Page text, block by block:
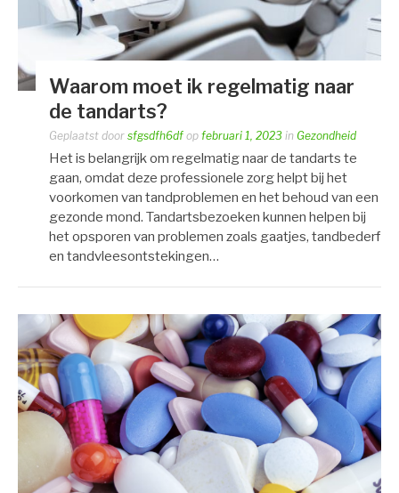
Waarom moet ik regelmatig naar
de tandarts?
Geplaatst door sfgsdfh6df op februari 1, 2023 in Gezondheid
Het is belangrijk om regelmatig naar de tandarts te
gaan, omdat deze professionele zorg helpt bij het
voorkomen van tandproblemen en het behoud van een
gezonde mond. Tandartsbezoeken kunnen helpen bij
het opsporen van problemen zoals gaatjes, tandbederf
en tandvleesontstekingen…